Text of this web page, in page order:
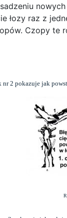
łozy raz z
Czopy
nr 2 pokazuje jak